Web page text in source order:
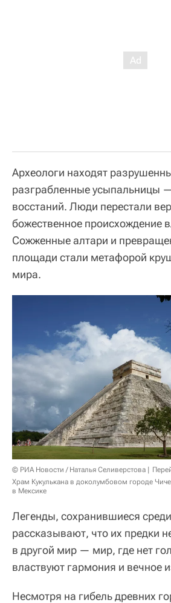
Археологи находят
разграбленные усыпальницы
восстаний. Люди перестали
божественное происхождение
Сожженные алтари и
площади стали метафорой
мира.
© РИА Новости / Наталья Селиверстова
Храм Кукулькана в доколумбовом городе
в Мексике
Легенды, сохранившиеся
рассказывают, что их предки
в другой мир — мир, где нет
властвуют гармония и вечное
Несмотря на гибель древних